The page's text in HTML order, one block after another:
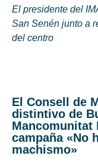
El presidente del
San Senén junto a
del centro
El Consell de
distintivo de
Mancomunitat
campaña «No
machismo»